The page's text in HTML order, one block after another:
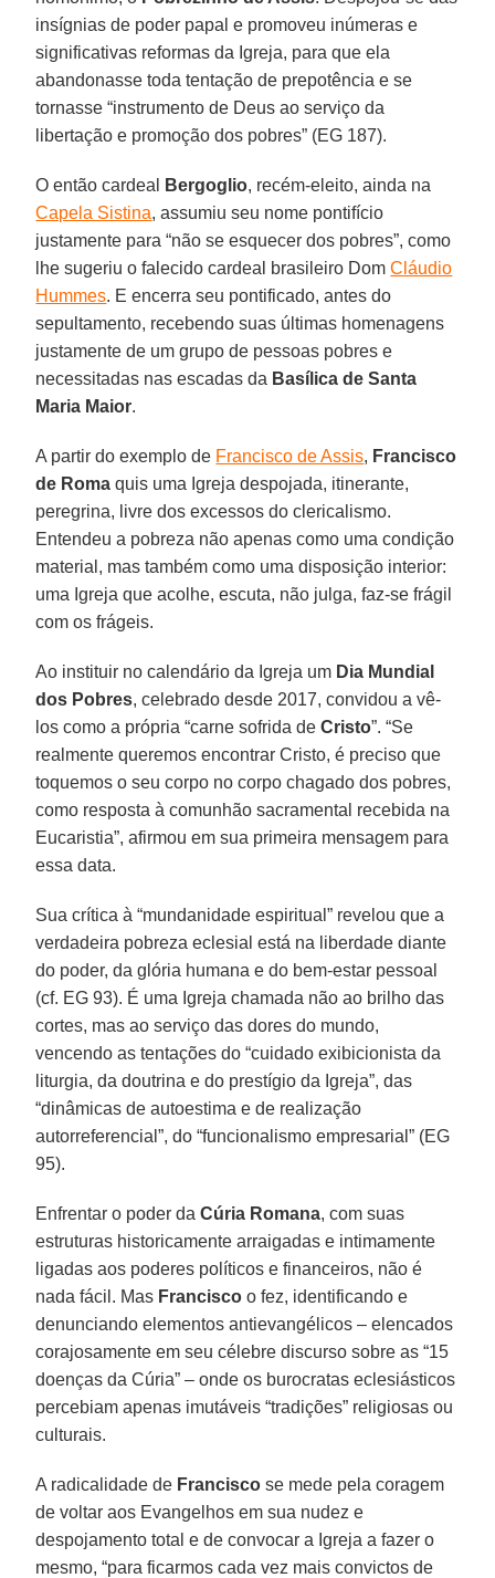
insígnias de poder papal e promoveu inúmeras e
significativas reformas da Igreja, para que ela
abandonasse toda tentação de prepotência e se
tornasse “instrumento de Deus ao serviço da
libertação e promoção dos pobres” (EG 187).
O então cardeal Bergoglio, recém-eleito, ainda na
Capela Sistina, assumiu seu nome pontifício
justamente para “não se esquecer dos pobres”, como
lhe sugeriu o falecido cardeal brasileiro DomCláudio
Hummes. E encerra seu pontificado, antes do
sepultamento, recebendo suas últimas homenagens
justamente de um grupo de pessoas pobres e
necessitadas nas escadas da Basílica de Santa
Maria Maior.
A partir do exemplo de Francisco de Assis, Francisco
de Roma quis uma Igreja despojada, itinerante,
peregrina, livre dos excessos do clericalismo.
Entendeu a pobreza não apenas como uma condição
material, mas também como uma disposição interior:
uma Igreja que acolhe, escuta, não julga, faz-se frágil
com os frágeis.
Ao instituir no calendário da Igreja um Dia Mundial
dos Pobres, celebrado desde 2017, convidou a vê-
los como a própria “carne sofrida deCristo”. “Se
realmente queremos encontrar Cristo, é preciso que
toquemos o seu corpo no corpo chagado dos pobres,
como resposta à comunhão sacramental recebida na
Eucaristia”, afirmou em sua primeira mensagem para
essa data.
Sua crítica à “mundanidade espiritual” revelou que a
verdadeira pobreza eclesial está na liberdade diante
do poder, da glória humana e do bem-estar pessoal
(cf. EG 93). É uma Igreja chamada não ao brilho das
cortes, mas ao serviço das dores do mundo,
vencendo as tentações do “cuidado exibicionista da
liturgia, da doutrina e do prestígio da Igreja”, das
“dinâmicas de autoestima e de realização
autorreferencial”, do “funcionalismo empresarial” (EG
95).
Enfrentar o poder daCúria Romana, com suas
estruturas historicamente arraigadas e intimamente
ligadas aos poderes políticos e financeiros, não é
nada fácil. Mas Francisco o fez, identificando e
denunciando elementos antievangélicos – elencados
corajosamente em seu célebre discurso sobre as “15
doenças da Cúria” – onde os burocratas eclesiásticos
percebiam apenas imutáveis “tradições” religiosas ou
culturais.
A radicalidade de Francisco se mede pela coragem
de voltar aos Evangelhos em sua nudez e
despojamento total e de convocar a Igreja a fazer o
mesmo, “para ficarmos cada vez mais convictos de